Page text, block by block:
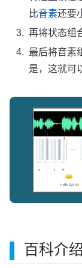
比音素还要
再将状态组
最后将音素
是，这就可
百科介绍